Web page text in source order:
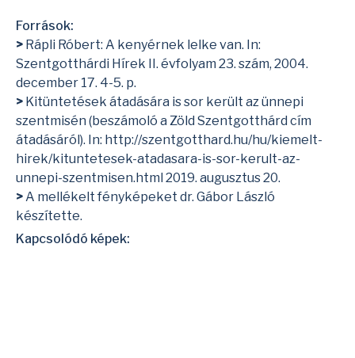
Források:
> Rápli Róbert: A kenyérnek lelke van. In:
Szentgotthárdi Hírek II. évfolyam 23. szám, 2004.
december 17. 4-5. p.
> Kitüntetések átadására is sor került az ünnepi
szentmisén (beszámoló a Zöld Szentgotthárd cím
átadásáról). In: http://szentgotthard.hu/hu/kiemelt-
hirek/kituntetesek-atadasara-is-sor-kerult-az-
unnepi-szentmisen.html 2019. augusztus 20.
>A mellékelt fényképeket dr. Gábor László
készítette.
Kapcsolódó képek: